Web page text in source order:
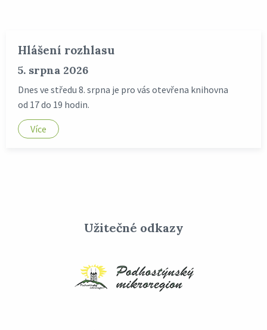
Hlášení rozhlasu
5. srpna 2026
Dnes ve středu 8. srpna je pro vás otevřena knihovna
od 17 do 19 hodin.
Více
Užitečné odkazy